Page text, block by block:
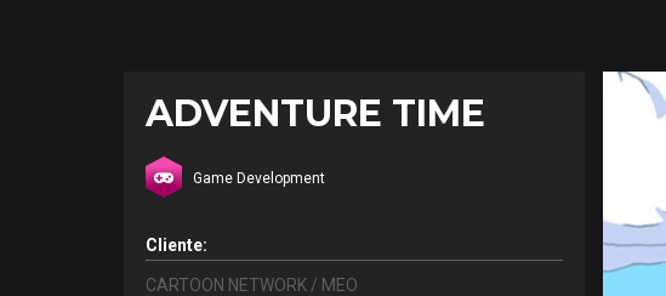
ADVENTURE TIME
Game Development
Cliente:
CARTOON NETWORK / MEO